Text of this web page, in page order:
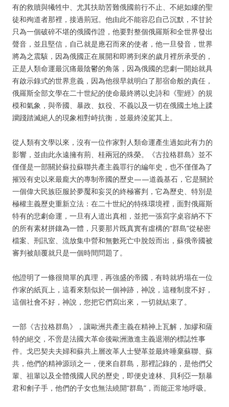
有的救贖與犧牲中、尤其扶助苦難俄國前行不止、不絕如縷的聖
徒和殉道者那裡，接過荊冠。他由此不能容忍自己沉默，不甘於
只為一個破碎不堪的俄國作證，他要對整個俄羅斯和全世界發出
聲音，並且堅信，自己就是應召而來的使者，他一旦發音，世界
將為之震駭，因為俄國正在展開和即將到來的歲月裡所承受的，
正是人類命運最沉痛最陰鬱的角落，因為俄國的悲劇一開始就具
有啟示錄式的世界意義，因為他很早就明白了那宿命般的責任，
俄羅斯全部文學在二十世紀的使命最終將以史詩和《聖經》的規
模和氣象，與帝國、暴政、奴役、不義以及一切在俄國土地上蹂
躪踐踏滅絕人的現象相對峙抗衡，並最終淩駕其上。
從人類有文學以來，沒有一位作家對人類命運產生過如此有力的
影響，並由此永遠擁有荊、桂兩冠的殊榮。《古拉格群島》並不
僅僅是一部關於蘇拉蘇聯共產主義罪行的編年史，也不僅僅為了
摧毀有史以來最龐大的專制帝國的歷史——道義基石，它是關於
一個偉大民族臣服於夢魘和妄災的終極審判，它為歷史、特別是
極權主義歷史重新立法：在二十世紀的特殊環境裡，面對俄羅斯
特有的悲劇命運，一旦有人道出真相，並把一張寫字桌容納不下
的所有素材拼鑲為一體，只要那片既真實有虛構的“群島”從秘密
檔案、刑訊室、流放集中營和無數死亡中脫殼而出，蘇俄帝國被
審判被顛覆就只是一個時間問題了。
他證明了一條很簡單的真理，再強盛的帝國，有時就坍塌在一位
作家的紙頁上，這看來類似於一個神跡，神說，這種制度不好，
這個社會不好，神說，您把它們寫出來，一切就結束了。
一部《古拉格群島》，讓歐洲共產主義在精神上瓦解，加繆和薩
特的絕交，不啻是法國大革命後歐洲激進主義退潮的標誌性事
件。戈巴契夫夫婦和蘇共上層改革人士變革並最終唾棄蘇聯、蘇
共，他們的精神源頭之一，便來自群島，那裡記錄的，是他們父
輩、祖輩以及全體俄國人民的歷史，即便史達林、貝利亞一類暴
君和劊子手，他們的子女也無法繞開“群島”，而能正常地呼吸。